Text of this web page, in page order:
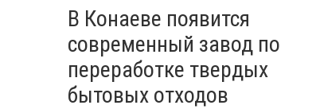
В Конаеве появится
современный завод по
переработке твердых
бытовых отходов